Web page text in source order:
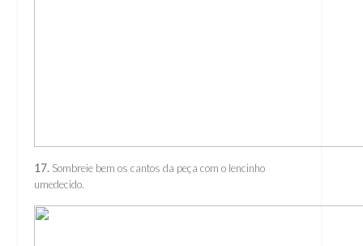
17. Sombreie bem os cantos da peça com o lencinho
umedecido.